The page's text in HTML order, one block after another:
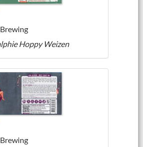
Hoppy Weizen